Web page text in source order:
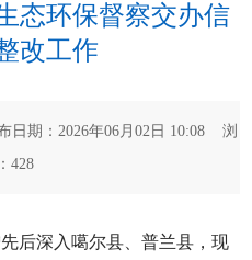
态环保督察交办信
改工作
期：2026年06月02日 10:08 浏
428
后深入噶尔县、普兰县，现